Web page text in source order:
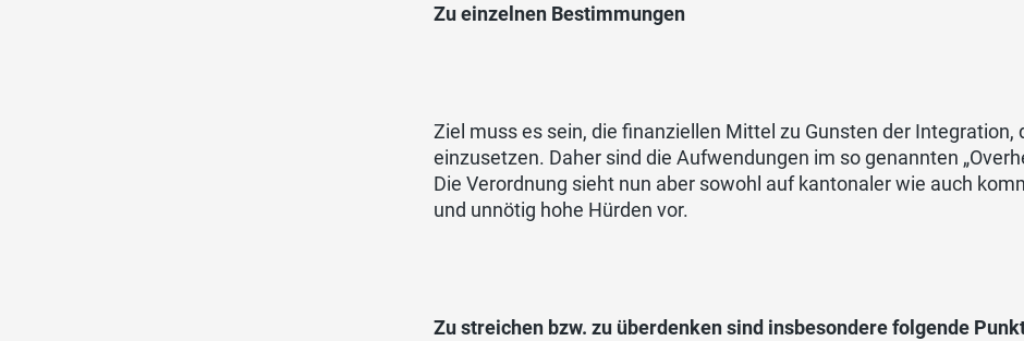
Zu einzelnen Bestimmungen
Ziel muss es sein, die finanziellen Mittel zu Gunsten der Integration,
einzusetzen. Daher sind die Aufwendungen im so genannten
Die Verordnung sieht nun aber sowohl auf kantonaler wie auch
und unnötig hohe Hürden vor.
Zu streichen bzw. zu überdenken sind insbesondere folgende